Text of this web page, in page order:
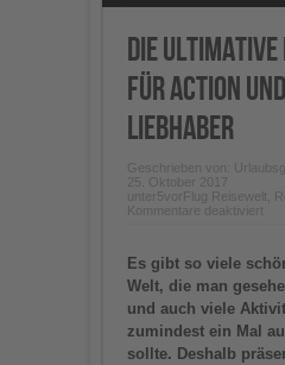
Die
für Action
Liebhaber
Geschrieben von:
25. Oktober 2017
unter 5vorFlug Reisewelt
Kommentare deaktiviertfür
List
für
und
Es gibt so viele
Welt, die man
und auch viele
zumindest ein Mal
sollte. Deshalb